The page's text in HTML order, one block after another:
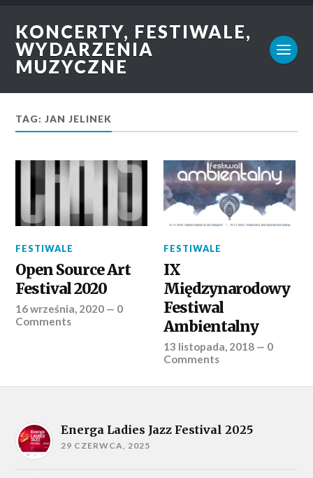
KONCERTY, FESTIWALE,
WYDARZENIA
MUZYCZNE
TAG: JAN JELINEK
FESTIWALE
Open Source Art
Festival 2020
16 września, 2020 — 0
Comments
FESTIWALE
IX
Międzynarodowy
Festiwal
Ambientalny
13 listopada, 2018 — 0
Comments
Energa Ladies Jazz Festival 2025
29 CZERWCA, 2025